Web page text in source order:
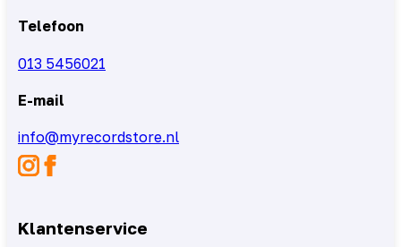
Telefoon
013 5456021
E-mail
info@myrecordstore.nl
Klantenservice